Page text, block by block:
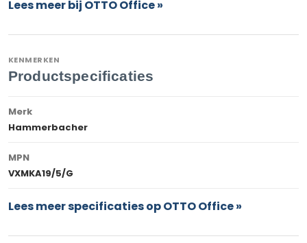
Lees meer bij OTTO Office »
KENMERKEN
Productspecificaties
Merk
Hammerbacher
MPN
VXMKA19/5/G
Lees meer specificaties op OTTO Office »